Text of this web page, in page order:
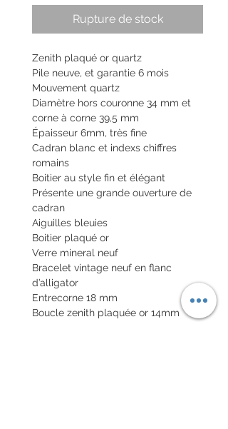
Rupture de stock
Zenith plaqué or quartz
Pile neuve, et garantie 6 mois
Mouvement quartz
Diamètre hors couronne 34 mm et
corne à corne 39,5 mm
Épaisseur 6mm, très fine
Cadran blanc et indexs chiffres
romains
Boitier au style fin et élégant
Présente une grande ouverture de
cadran
Aiguilles bleuies
Boitier plaqué or
Verre mineral neuf
Bracelet vintage neuf en flanc
d’alligator
Entrecorne 18 mm
Boucle zenith plaquée or 14mm